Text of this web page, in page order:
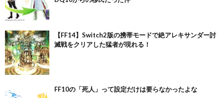
【FF14】Switch2版の携帯モードで絶アレキサンダー討
滅戦をクリアした猛者が現れる！
FF10の「死人」って設定だけは要らなかったよな